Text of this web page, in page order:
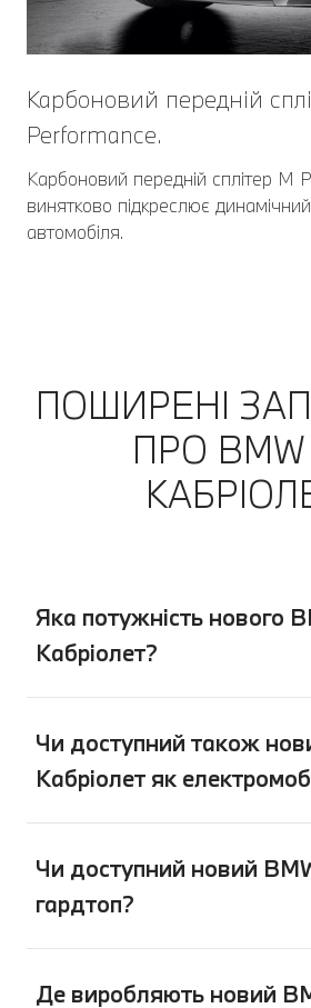
Карбоновий передній
Performance.
Карбоновий передній сплітер M
винятково підкреслює
автомобіля.
ПОШИРЕНІ
ПРО BMW
Яка потужність нового
Кабріолет?
Чи доступний також
Кабріолет як
Чи доступний новий
гардтоп?
Де виробляють новий